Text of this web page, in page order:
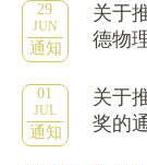
29
JUN
通知
关于
德物
01
JUL
通知
关于
奖的